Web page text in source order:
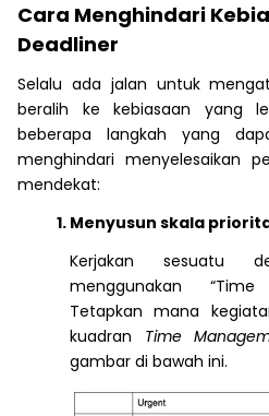
Cara Menghindari
Deadliner
Selalu ada jalan untuk
beralih ke kebiasaan yang
beberapa langkah yang
menghindari menyelesaikan
mendekat:
Menyusun skala
Kerjakan sesuatu
menggunakan
Tetapkan mana
kuadran Time
gambar di bawah ini.